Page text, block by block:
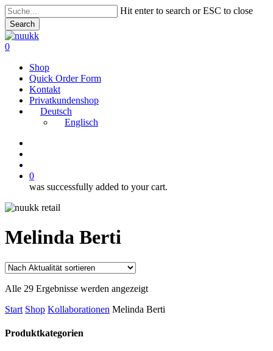
Skip
to
main
content
Hit enter to search or ESC to close
Search
Close
Search
search
account
0
Shop
Quick Order Form
Kontakt
Privatkundenshop
Deutsch
Englisch
0
was successfully added to your cart.
Melinda Berti
Alle 29 Ergebnisse werden angezeigtNach
sortiert
Start Shop Kollaborationen Melinda Berti
Produktkategorien